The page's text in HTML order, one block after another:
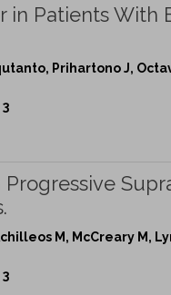
Patients With
Prihartono J,
M, McCreary M,